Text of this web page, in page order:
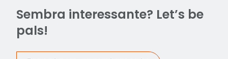
Sembra interessante? Let’s be
pals!